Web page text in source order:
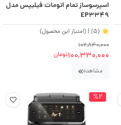
اسپرسوساز تمام اتومات فیلیپس مدل
EP3349
(5)
| (امتیاز این محصول)
102,840,000
100,330,000تومان
مشاهده
%2